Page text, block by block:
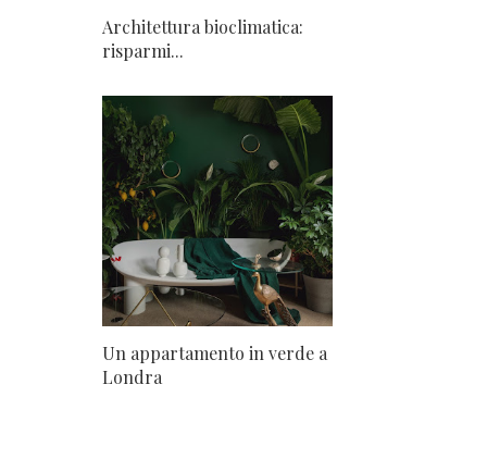
Architettura bioclimatica:
risparmi...
Un appartamento in verde a
Londra